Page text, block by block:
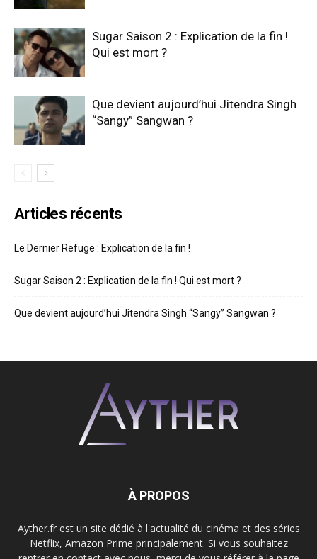
Sugar Saison 2 : Explication de la fin !
Qui est mort ?
Que devient aujourd’hui Jitendra Singh
“Sangy” Sangwan ?
Articles récents
Le Dernier Refuge : Explication de la fin !
Sugar Saison 2 : Explication de la fin ! Qui est mort ?
Que devient aujourd’hui Jitendra Singh “Sangy” Sangwan ?
À PROPOS
Ayther.fr est un site dédié à l'actualité du cinéma et des séries
Netflix, Amazon Prime principalement. Si vous souhaitez